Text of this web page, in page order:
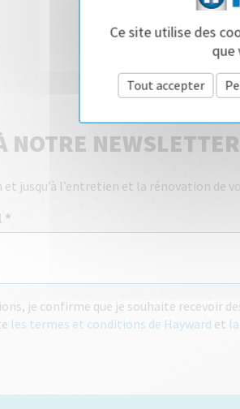
NOTRE NEWSLETTER
jusqu’à l’entretien et la rénovation de
je confirme que je souhaite recevoir
les termes et conditions de Hayward et
Ce site utilise des
que
Tout accepter